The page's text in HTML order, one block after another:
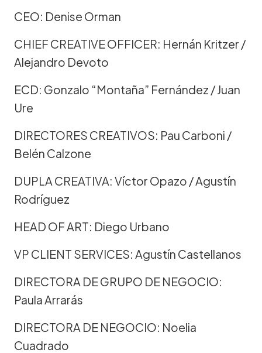
CEO: Denise Orman
CHIEF CREATIVE OFFICER: Hernán Kritzer /
Alejandro Devoto
ECD: Gonzalo “Montaña” Fernández / Juan
Ure
DIRECTORES CREATIVOS: Pau Carboni /
Belén Calzone
DUPLA CREATIVA: Víctor Opazo / Agustín
Rodríguez
HEAD OF ART: Diego Urbano
VP CLIENT SERVICES: Agustín Castellanos
DIRECTORA DE GRUPO DE NEGOCIO:
Paula Arrarás
DIRECTORA DE NEGOCIO: Noelia
Cuadrado